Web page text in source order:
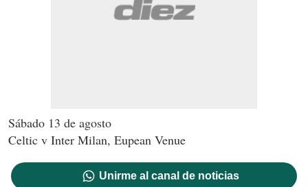
Sábado 13 de agosto
Celtic v Inter Milan, Eupean Venue
Unirme al canal de noticias